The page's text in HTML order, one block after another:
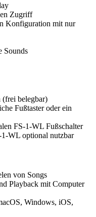
Zugriff
Konfiguration mit nur
Sounds
(frei belegbar)
Fußtaster oder ein
FS-1-WL Fußschalter
WL optional nutzbar
von Songs
Playback mit Computer
Windows, iOS,